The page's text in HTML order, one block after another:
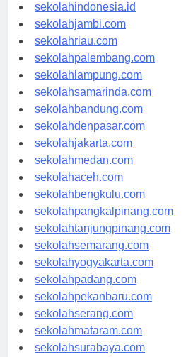
sekolahindonesia.id
sekolahjambi.com
sekolahriau.com
sekolahpalembang.com
sekolahlampung.com
sekolahsamarinda.com
sekolahbandung.com
sekolahdenpasar.com
sekolahjakarta.com
sekolahmedan.com
sekolahaceh.com
sekolahbengkulu.com
sekolahpangkalpinang.com
sekolahtanjungpinang.com
sekolahsemarang.com
sekolahyogyakarta.com
sekolahpadang.com
sekolahpekanbaru.com
sekolahserang.com
sekolahmataram.com
sekolahsurabaya.com